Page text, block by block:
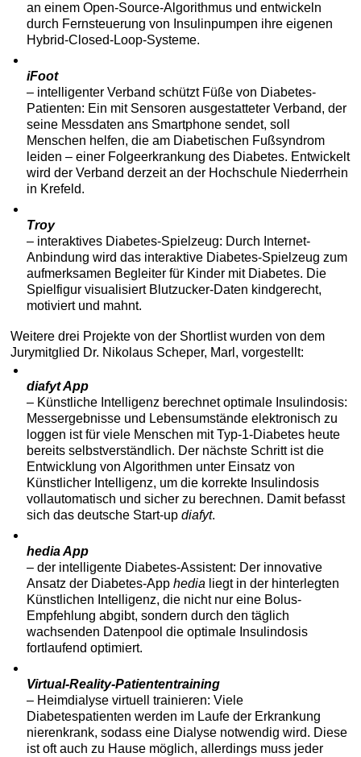
an einem Open-Source-Algorithmus und entwickeln
durch Fernsteuerung von Insulinpumpen ihre eigenen
Hybrid-Closed-Loop-Systeme.
iFoot
– intelligenter Verband schützt Füße von Diabetes-
Patienten: Ein mit Sensoren ausgestatteter Verband, der
seine Messdaten ans Smartphone sendet, soll
Menschen helfen, die am Diabetischen Fußsyndrom
leiden – einer Folgeerkrankung des Diabetes. Entwickelt
wird der Verband derzeit an der Hochschule Niederrhein
in Krefeld.
Troy
– interaktives Diabetes-Spielzeug: Durch Internet-
Anbindung wird das interaktive Diabetes-Spielzeug zum
aufmerksamen Begleiter für Kinder mit Diabetes. Die
Spielfigur visualisiert Blutzucker-Daten kindgerecht,
motiviert und mahnt.
Weitere drei Projekte von der Shortlist wurden von dem
Jurymitglied Dr. Nikolaus Scheper, Marl, vorgestellt:
diafyt App
– Künstliche Intelligenz berechnet optimale Insulindosis:
Messergebnisse und Lebensumstände elektronisch zu
loggen ist für viele Menschen mit Typ-1-Diabetes heute
bereits selbstverständlich. Der nächste Schritt ist die
Entwicklung von Algorithmen unter Einsatz von
Künstlicher Intelligenz, um die korrekte Insulindosis
vollautomatisch und sicher zu berechnen. Damit befasst
sich das deutsche Start-updiafyt.
hedia App
– der intelligente Diabetes-Assistent: Der innovative
Ansatz der Diabetes-Apphedia liegt in der hinterlegten
Künstlichen Intelligenz, die nicht nur eine Bolus-
Empfehlung abgibt, sondern durch den täglich
wachsenden Datenpool die optimale Insulindosis
fortlaufend optimiert.
Virtual-Reality-Patiententraining
– Heimdialyse virtuell trainieren: Viele
Diabetespatienten werden im Laufe der Erkrankung
nierenkrank, sodass eine Dialyse notwendig wird. Diese
ist oft auch zu Hause möglich, allerdings muss jeder